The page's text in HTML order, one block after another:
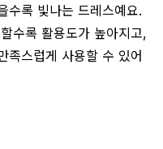
수록 빛나는 드레스예요.
수록 활용도가 높아지고,
족스럽게 사용할 수 있어